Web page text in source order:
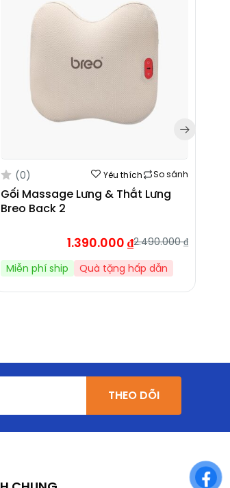
(0) Yêu thích So sánh
Gối Massage Lưng & Thắt Lưng
Breo Back 2
2.490.000₫
1.390.000 ₫
Miễn phí ship Quà tặng hấp dẫn
THEO DÕI